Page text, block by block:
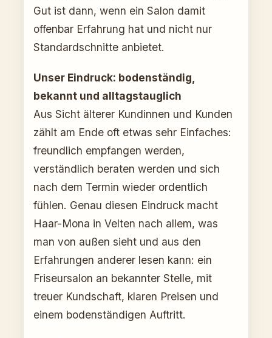
Gut ist dann, wenn ein Salon damit
offenbar Erfahrung hat und nicht nur
Standardschnitte anbietet.
Unser Eindruck: bodenständig,
bekannt und alltagstauglich
Aus Sicht älterer Kundinnen und Kunden
zählt am Ende oft etwas sehr Einfaches:
freundlich empfangen werden,
verständlich beraten werden und sich
nach dem Termin wieder ordentlich
fühlen. Genau diesen Eindruck macht
Haar-Mona in Velten nach allem, was
man von außen sieht und aus den
Erfahrungen anderer lesen kann: ein
Friseursalon an bekannter Stelle, mit
treuer Kundschaft, klaren Preisen und
einem bodenständigen Auftritt.